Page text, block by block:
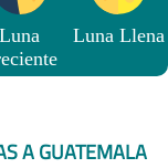
Luna
Luna Llena
A GUATEMALA